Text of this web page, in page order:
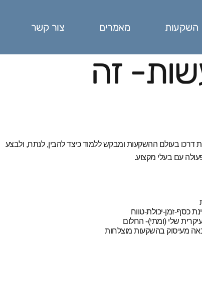
השקעות מאמרים צור קשר
זה
דרכו בעולם ההשקעות ומבקש ללמוד כיצד להבין, לנתח, ולבצע
עם בעלי מקצוע.
כסף-זמן-יכולת-טווח
שלי (ומתי)- החלום
מעיסוק בהשקעות מוצלחות